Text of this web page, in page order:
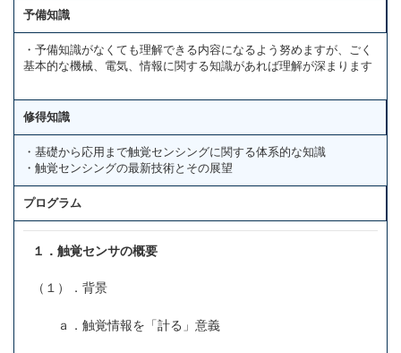
予備知識
・予備知識がなくても理解できる内容になるよう努めますが、ごく
基本的な機械、電気、情報に関する知識があれば理解が深まります
修得知識
・基礎から応用まで触覚センシングに関する体系的な知識
・触覚センシングの最新技術とその展望
プログラム
１．触覚センサの概要
（１）．背景
ａ．触覚情報を「計る」意義